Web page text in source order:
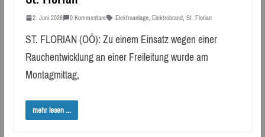
2. Juni 2026 0 Kommentare Elektroanlage, Elektrobrand, St. Florian
ST. FLORIAN (OÖ): Zu einem Einsatz wegen einer
Rauchentwicklung an einer Freileitung wurde am
Montagmittag,
mehr lesen ...